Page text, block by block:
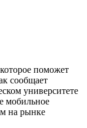
поможет
сообщает
университете
мобильное
на рынке